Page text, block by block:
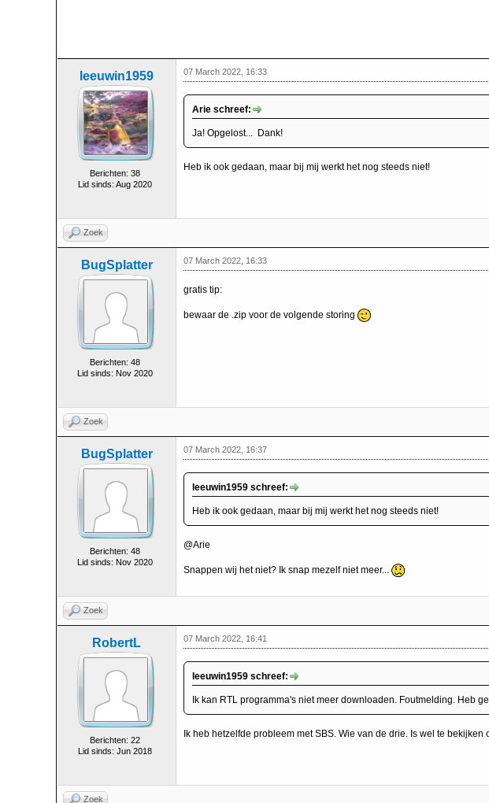
leeuwin1959
Berichten: 38
Lid sinds: Aug 2020
07 March 2022, 16:33
Arie schreef:
Ja! Opgelost... Dank!
Heb ik ook gedaan, maar bij mij werkt het nog steeds niet!
Zoek
BugSplatter
Berichten: 48
Lid sinds: Nov 2020
07 March 2022, 16:33
gratis tip:
bewaar de .zip voor de volgende storing
Zoek
BugSplatter
Berichten: 48
Lid sinds: Nov 2020
07 March 2022, 16:37
leeuwin1959 schreef:
Heb ik ook gedaan, maar bij mij werkt het nog steeds niet!
@Arie
Snappen wij het niet? Ik snap mezelf niet meer...
Zoek
RobertL
Berichten: 22
Lid sinds: Jun 2018
07 March 2022, 16:41
leeuwin1959 schreef:
Ik kan RTL programma's niet meer downloaden. Foutmelding. Heb
Ik heb hetzelfde probleem met SBS. Wie van de drie. Is wel te
Zoek